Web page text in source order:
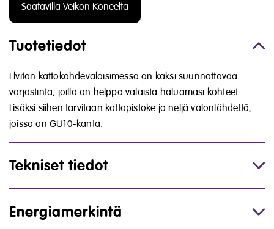
Saatavilla Veikon Koneelta
Tuotetiedot
Elvitan kattokohdevalaisimessa on kaksi suunnattavaa
varjostinta, joilla on helppo valaista haluamasi kohteet.
Lisäksi siihen tarvitaan kattopistoke ja neljä valonlähdettä,
joissa on GU10-kanta.
Tekniset tiedot
Energiamerkintä